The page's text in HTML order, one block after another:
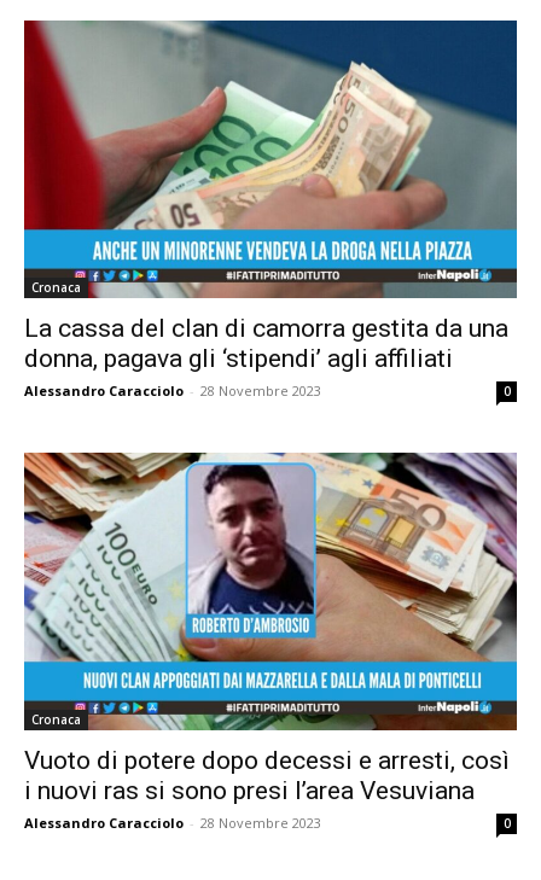
Cronaca
La cassa del clan di camorra gestita da una
donna, pagava gli ‘stipendi’ agli affiliati
Alessandro Caracciolo - 28 Novembre 2023 0
Cronaca
Vuoto di potere dopo decessi e arresti, così
i nuovi ras si sono presi l’area Vesuviana
Alessandro Caracciolo - 28 Novembre 2023 0